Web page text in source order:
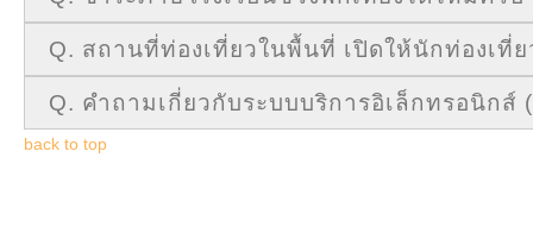
รู้
ITA
ถาม :ชำระภาษีโรงเรือนช่วงพักเที่ยงได้ไหมครับ ?
ตอบ :ได้ค่ะ มีเจ้าหน้าที่คอยให้บริการ ไม่พักกลางวันค่ะ
Q. สถานที่ท่องเที่ยวในพื้นที่ เปิดให้นักท่องเที่ย
ถาม :สถานที่ท่องเที่ยวในพื้นที่ เปิดให้นักท่องเที่ยวเข้าได้รึยั
ตอบ :เปิดให้บริการแล้วนะค่ะ
Q. คำถามเกี่ยวกับระบบบริการอิเล็กทรอนิกส์
ถาม :ระบบบริการอิเล็กทรอนิกส์ภาครัฐ (Government
back to top